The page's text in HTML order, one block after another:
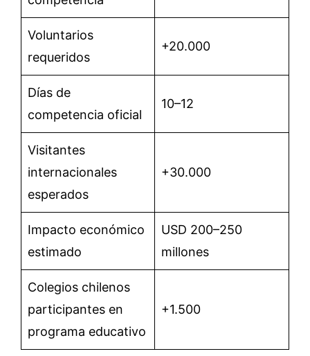
Voluntarios
requeridos
+20.000
Días de
competencia oficial
10–12
Visitantes
internacionales
esperados
+30.000
Impacto económico
estimado
USD 200–250
millones
Colegios chilenos
participantes en
programa educativo
+1.500